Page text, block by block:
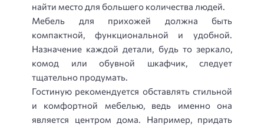
найти место для большего количества людей.
Мебель для прихожей должна быть
компактной, функциональной и удобной.
Назначение каждой детали, будь то зеркало,
комод или обувной шкафчик, следует
тщательно продумать.
Гостиную рекомендуется обставлять стильной
и комфортной мебелью, ведь именно она
является центром дома. Например, придать